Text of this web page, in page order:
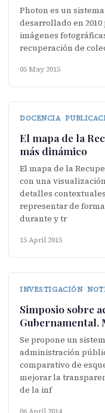
Photon es un
desarrollado en
imágenes
recuperación de
05 May 2015
DOCENCIA ·
El mapa de la
más dinámico
El mapa de la
con una
detalles
representar de
durante y tr
15 April 2015
INVESTIGACIÓN ·
Simposio sobre
Gubernamental.
Se propone un
administración
comparativo de
mejorar la
de la inf